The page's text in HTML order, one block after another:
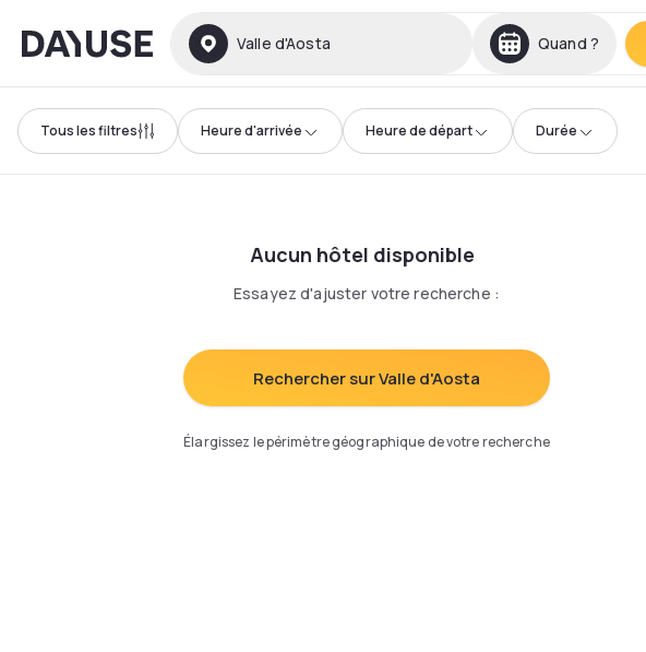
Dayuse Valle d'Aosta Quand ?
Tous les filtres Heure d'arrivée Heure de départ Durée
Aucun hôtel disponible
Essayez d'ajuster votre recherche :
Rechercher sur Valle d'Aosta
Élargissez le périmètre géographique de votre recherche